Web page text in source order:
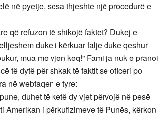
në pyetje, sesa thjeshte një procedurë e
që refuzon të shikojë faktet? Dukej e
duke i kërkuar falje duke qeshur
mua me vjen keq!” Familja nuk e pranoi
të dytë për shkak të faktit se oficeri po
në webfaqen e tyre:
duhet të ketë dy vjet përvojë në pesë
Amerikan i përkufizimeve të Punës, kërkon